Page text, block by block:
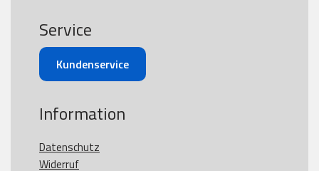
Service
Kundenservice
Information
Datenschutz
Widerruf